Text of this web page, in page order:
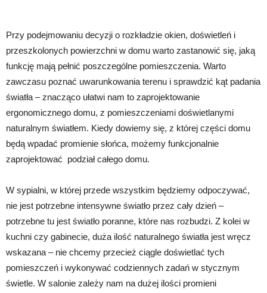
Przy podejmowaniu decyzji o rozkładzie okien, doświetleń i
przeszkolonych powierzchni w domu warto zastanowić się, jaką
funkcję mają pełnić poszczególne pomieszczenia. Warto
zawczasu poznać uwarunkowania terenu i sprawdzić kąt padania
światła – znacząco ułatwi nam to zaprojektowanie
ergonomicznego domu, z pomieszczeniami doświetlanymi
naturalnym światłem. Kiedy dowiemy się, z której części domu
będą wpadać promienie słońca, możemy funkcjonalnie
zaprojektować podział całego domu.
W sypialni, w której przede wszystkim będziemy odpoczywać,
nie jest potrzebne intensywne światło przez cały dzień –
potrzebne tu jest światło poranne, które nas rozbudzi. Z kolei w
kuchni czy gabinecie, duża ilość naturalnego światła jest wręcz
wskazana – nie chcemy przecież ciągle doświetlać tych
pomieszczeń i wykonywać codziennych zadań w stycznym
świetle. W salonie zależy nam na dużej ilości promieni